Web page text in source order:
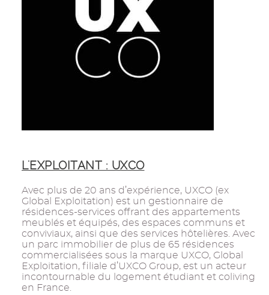
L'EXPLOITANT : UXCO
Avec plus de 20 ans d’expérience, UXCO (ex
Global Exploitation) est un gestionnaire de
résidences-services offrant des appartements
meublés et équipés, des espaces communs et
conviviaux, ainsi que des services hôtelières. Avec
un parc immobilier de plus de 65 résidences
commercialisées sous la marque UXCO, Global
Exploitation, filiale d’UXCO Group, est un acteur
incontournable du logement étudiant et coliving
en France.